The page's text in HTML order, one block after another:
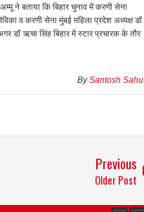
ने बताया कि बिहार चुनाव में करणी सेना
व करणी सेना मुंबई महिला प्रदेश अध्यक्ष डॉ
डॉ ऋचा सिंह बिहार में स्टार प्रचारक के तौर
BySantosh Sahu
Previous
Older Post